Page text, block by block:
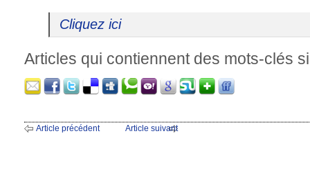
Cliquez ici
Articles qui contiennent des mots-clés
Article précédent Article suivant